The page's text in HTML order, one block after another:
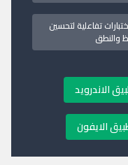
درس فيه 5 اختبارات تفاعلية لتحسين
والنطق
الاندرويد
الايفون